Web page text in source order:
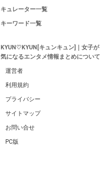
キュレーター一覧
キーワード一覧
KYUN♡KYUN[キュンキュン]｜女子が
気になるエンタメ情報まとめについて
運営者
利用規約
プライバシー
サイトマップ
お問い合せ
PC版